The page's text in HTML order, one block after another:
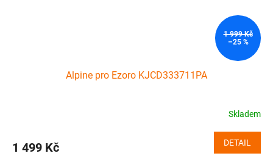
1 999 Kč
–25 %
Alpine pro Ezoro KJCD333711PA
Skladem
1 499 Kč DETAIL